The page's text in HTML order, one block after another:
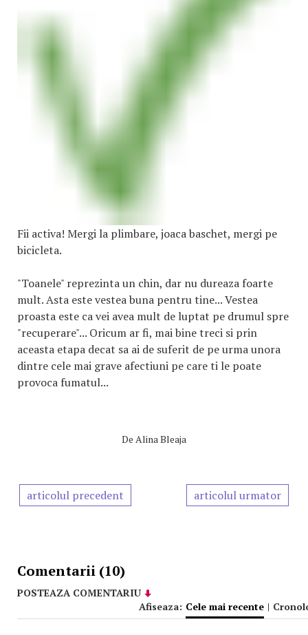
Fii activa! Mergi la plimbare, joaca baschet, mergi pe
bicicleta.
"Toanele" reprezinta un chin, dar nu dureaza foarte
mult. Asta este vestea buna pentru tine... Vestea
proasta este ca vei avea mult de luptat pe drumul spre
"recuperare"... Oricum ar fi, mai bine treci si prin
aceasta etapa decat sa ai de suferit de pe urma unora
dintre cele mai grave afectiuni pe care ti le poate
provoca fumatul...
De Alina Bleaja
articolul precedent articolul urmator
Comentarii (10)
POSTEAZA COMENTARIU
Afiseaza: Cele mai recente |